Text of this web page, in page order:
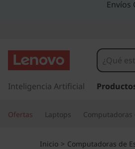
n
k
C
Envíos
r
c
Inteligencia Artificial
Ofertas Laptops Computadoras
Inicio > Computadoras de